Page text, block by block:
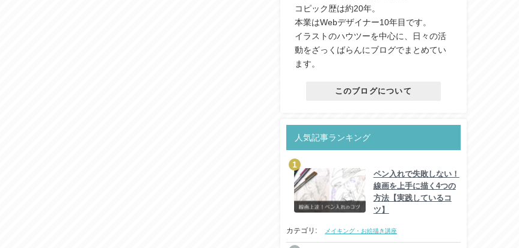
コピック歴は約20年。
本業はWebデザイナー10年目です。
イラストのハウツーを中心に、日々の活
動をざっくばらんにブログでまとめてい
ます。
このブログについて
人気記事ランキング
ペン入れで失敗しない！
線画を上手に描く4つの
方法【実践しているコ
ツ】
カテゴリ: メイキング・お絵描き講座